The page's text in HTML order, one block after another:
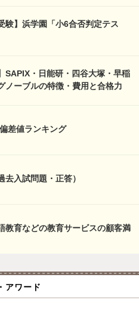
験】浜学園「小6合否判定テス
SAPIX・日能研・四谷大塚・早稲
ノーブルの特徴・費用と合格力
差値ランキング
入試問題・正答）
教育などの教育サービスの顧客満
アワード